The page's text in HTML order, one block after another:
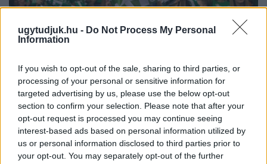
ugytudjuk.hu - Do Not Process My Personal
Information
If you wish to opt-out of the sale, sharing to third parties, or
processing of your personal or sensitive information for
targeted advertising by us, please use the below opt-out
section to confirm your selection. Please note that after your
opt-out request is processed you may continue seeing
interest-based ads based on personal information utilized by
us or personal information disclosed to third parties prior to
your opt-out. You may separately opt-out of the further
ENERGIATAKARÉKOSSÁG: KORÁBBAN KEZDŐDIK
Az energiaellátás tehermentesítése érdekében másfél órával
előrébb hozták a Brest Bretagne Handball elleni találkozó
kezdését.
1 hozzászólás